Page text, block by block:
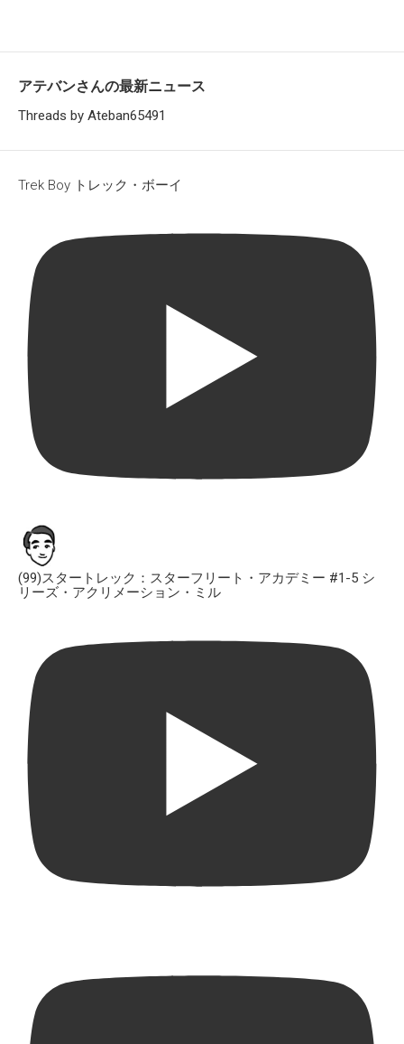
アテバンさんの最新ニュース
Threads by Ateban65491
Trek Boy トレック・ボーイ
(99)スタートレック：スターフリート・アカデミー #1-5 シ
リーズ・アクリメーション・ミル